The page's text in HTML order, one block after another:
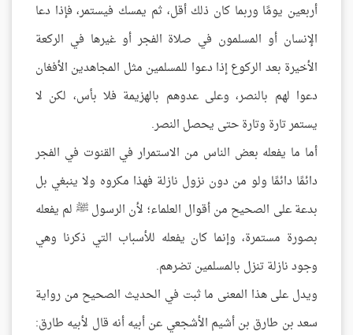
أربعين يومًا وربما كان ذلك أقل، ثم يمسك فيستمر، فإذا دعا
الإنسان أو المسلمون في صلاة الفجر أو غيرها في الركعة
الأخيرة بعد الركوع إذا دعوا للمسلمين مثل المجاهدين الأفغان
دعوا لهم بالنصر، وعلى عدوهم بالهزيمة فلا بأس، لكن لا
يستمر تارة وتارة حتى يحصل النصر.
أما ما يفعله بعض الناس من الاستمرار في القنوت في الفجر
دائمًا دائمًا ولو من دون نزول نازلة فهذا مكروه ولا ينبغي بل
بدعة على الصحيح من أقوال العلماء؛ لأن الرسول ﷺ لم يفعله
بصورة مستمرة، وإنما كان يفعله للأسباب التي ذكرنا وهي
وجود نازلة تنزل بالمسلمين تضرهم.
ويدل على هذا المعنى ما ثبت في الحديث الصحيح من رواية
سعد بن طارق بن أشيم الأشجعي عن أبيه أنه قال لأبيه طارق: